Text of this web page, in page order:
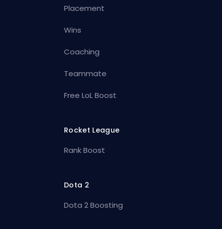
Placement
Wins
Coaching
Teammate
Free LoL Boost
Rocket League
Rank Boost
Dota 2
Dota 2 Boosting